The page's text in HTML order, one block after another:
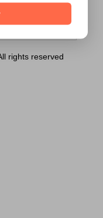
]
rights reserved